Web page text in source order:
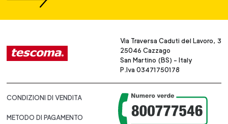
Via Traversa Caduti del Lavoro, 3
25046 Cazzago
San Martino (BS) - Italy
P.Iva 03471750178
CONDIZIONI DI VENDITA
METODO DI PAGAMENTO